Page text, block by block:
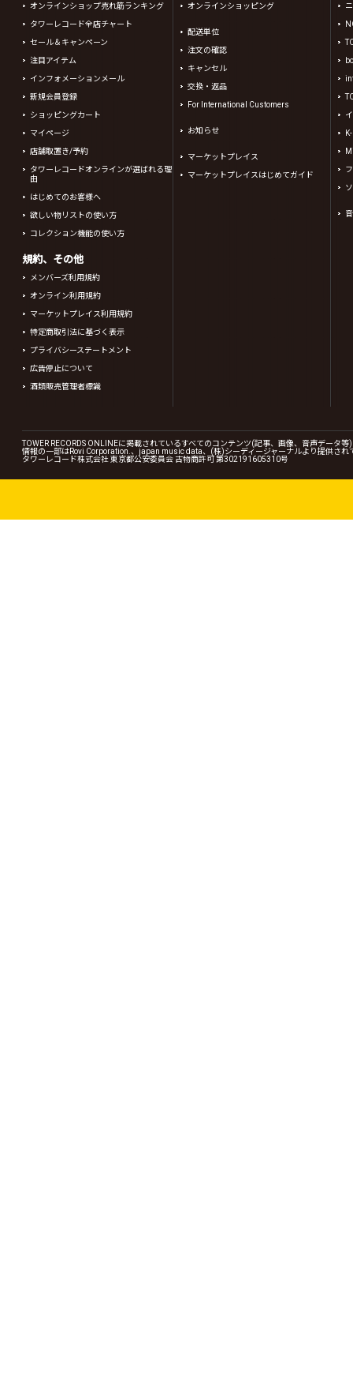
オンラインショップ売れ筋ランキング
タワーレコード全店チャート
セール＆キャンペーン
注目アイテム
インフォメーションメール
新規会員登録
ショッピングカート
マイページ
店舗取置き/予約
タワーレコードオンラインが選ばれる理
由
はじめてのお客様へ
欲しい物リストの使い方
コレクション機能の使い方
規約、その他
メンバーズ利用規約
オンライン利用規約
マーケットプレイス利用規約
特定商取引法に基づく表示
プライバシーステートメント
広告停止について
酒類販売管理者標識
オンラインショッピング
配送単位
注文の確認
キャンセル
交換・返品
For International Customers
お知らせ
マーケットプレイス
マーケットプレイスはじめてガイド
TOWER RECORDS ONLINEに掲載されているすべてのコンテンツ(記事、画像、音声データ
情報の一部はRovi Corporation.、japan music data、(株)シーディージャーナルより提供され
タワーレコード株式会社 東京都公安委員会 古物商許可 第302191605310号